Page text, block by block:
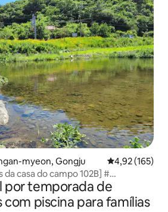
myeon, Gongju 4,92 de uma
4,92 (165)
casa do campo 102B] #
na água # Pesca # Churrasco
por temporada de
piscina para famílias